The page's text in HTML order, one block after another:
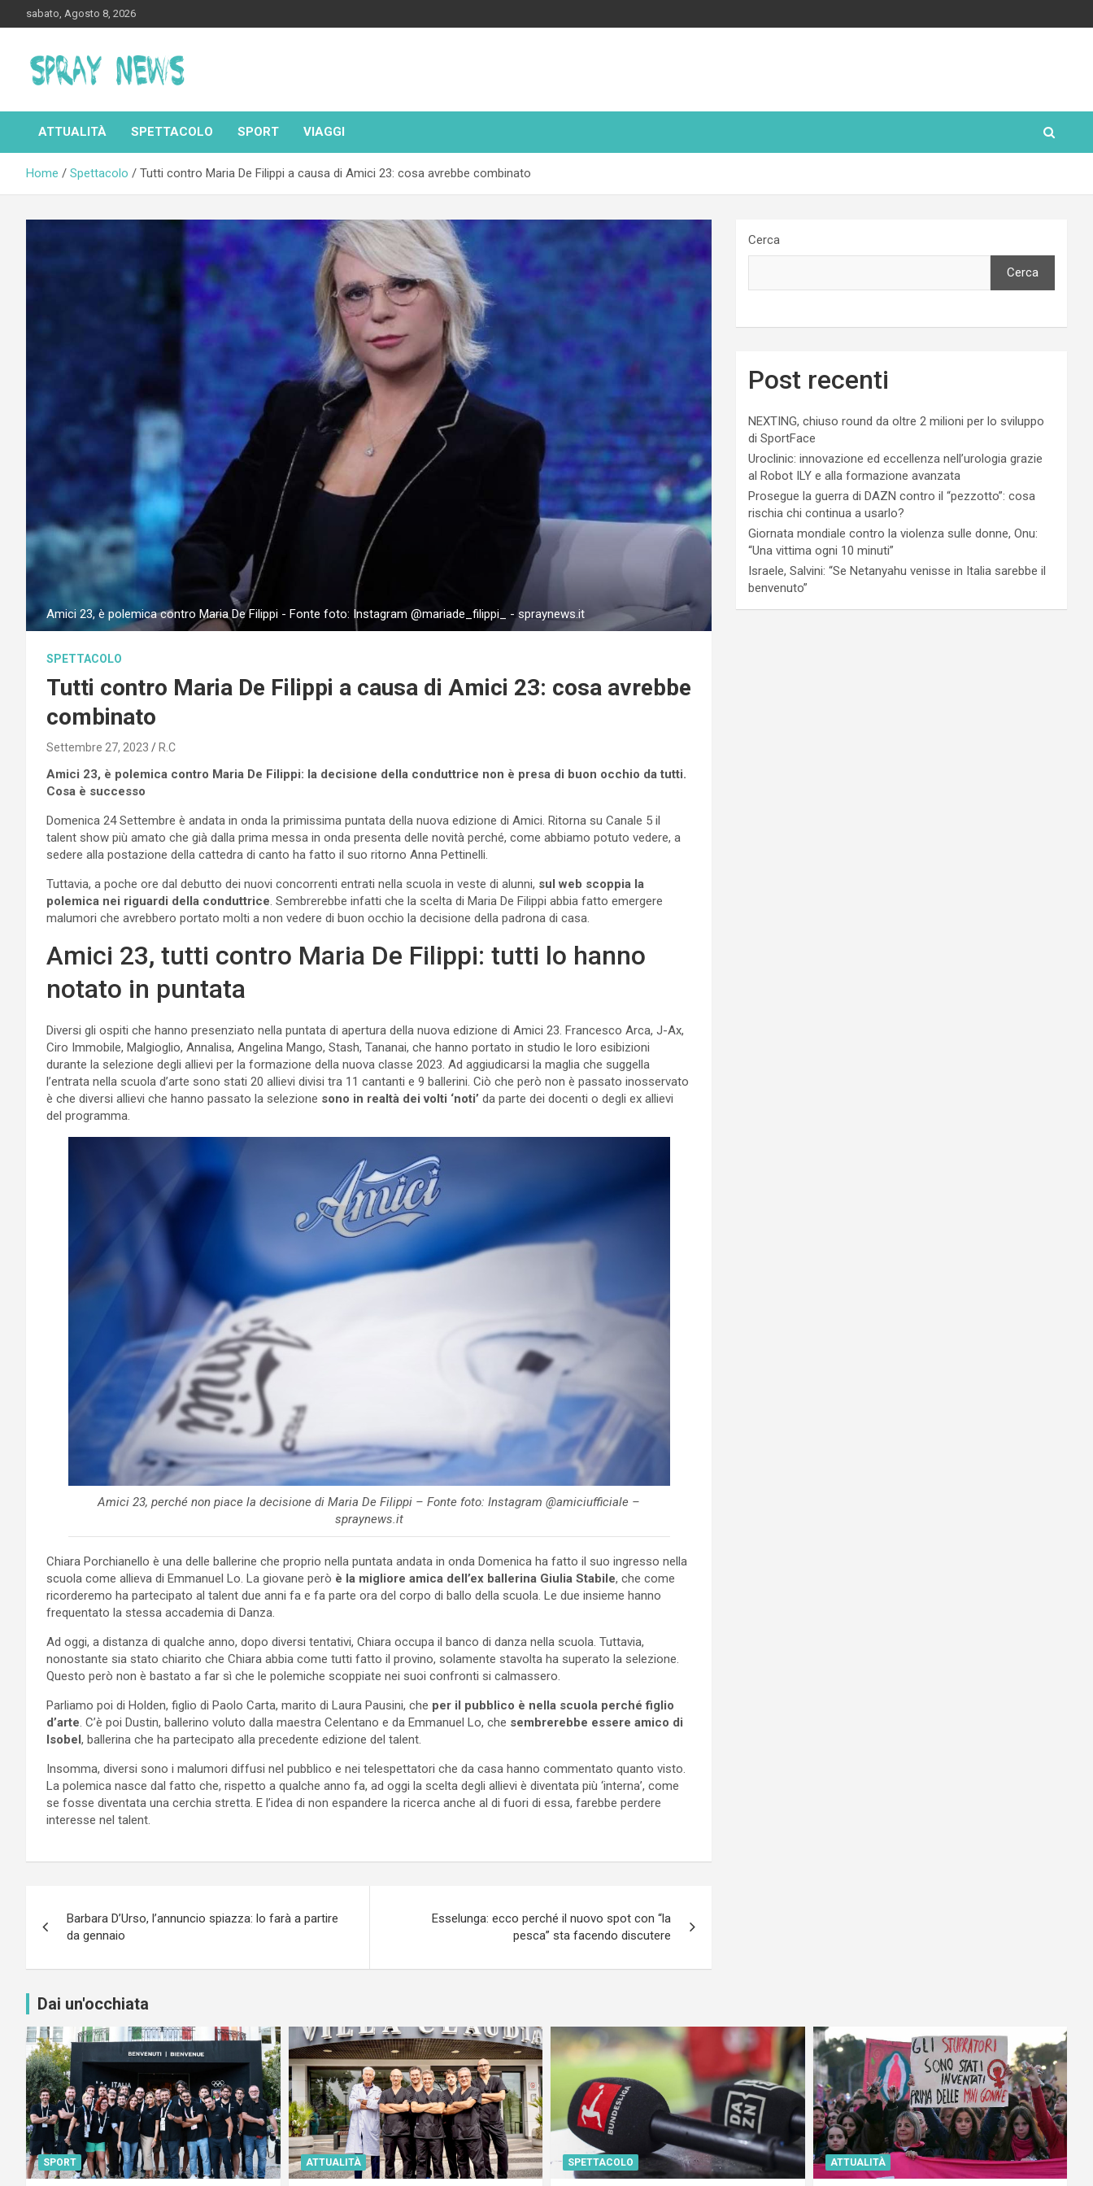
to
sabato, Agosto 8, 2026
Spraynews.it
ATTUALITÀ SPETTACOLO SPORT VIAGGI
Home Spettacolo Tutti contro Maria De Filippi a causa di Amici 23: cosa avrebbe combinato
Amici 23, è polemica contro Maria De Filippi - Fonte foto: Instagram @mariade_filippi_ - spraynews.it
SPETTACOLO
Tutti contro Maria De Filippi a causa di Amici 23: cosa avrebbe
combinato
Settembre 27, 2023 R.C
Amici 23, è polemica contro Maria De Filippi: la decisione della conduttrice non è presa di buon occhio da tutti.
Cosa è successo
Domenica 24 Settembre è andata in onda la primissima puntata della nuova edizione di Amici. Ritorna su Canale 5 il
talent show più amato che già dalla prima messa in onda presenta delle novità perché, come abbiamo potuto vedere, a
sedere alla postazione della cattedra di canto ha fatto il suo ritorno Anna Pettinelli.
Tuttavia, a poche ore dal debutto dei nuovi concorrenti entrati nella scuola in veste di alunni, sul web scoppia la
polemica nei riguardi della conduttrice . Sembrerebbe infatti che la scelta di Maria De Filippi abbia fatto emergere
malumori che avrebbero portato molti a non vedere di buon occhio la decisione della padrona di casa.
Amici 23, tutti contro Maria De Filippi: tutti lo hanno
notato in puntata
Diversi gli ospiti che hanno presenziato nella puntata di apertura della nuova edizione di Amici 23. Francesco Arca, J-Ax,
Ciro Immobile, Malgioglio, Annalisa, Angelina Mango, Stash, Tananai, che hanno portato in studio le loro esibizioni
durante la selezione degli allievi per la formazione della nuova classe 2023. Ad aggiudicarsi la maglia che suggella
l’entrata nella scuola d’arte sono stati 20 allievi divisi tra 11 cantanti e 9 ballerini. Ciò che però non è passato inosservato
è che diversi allievi che hanno passato la selezione sono in realtà dei volti ‘noti’ da parte dei docenti o degli ex allievi
del programma.
Amici 23, perché non piace la decisione di Maria De Filippi – Fonte foto: Instagram @amiciufficiale –
spraynews.it
Chiara Porchianello è una delle ballerine che proprio nella puntata andata in onda Domenica ha fatto il suo ingresso nella
scuola come allieva di Emmanuel Lo. La giovane però è la migliore amica dell’ex ballerina Giulia Stabile, che come
ricorderemo ha partecipato al talent due anni fa e fa parte ora del corpo di ballo della scuola. Le due insieme hanno
frequentato la stessa accademia di Danza.
Ad oggi, a distanza di qualche anno, dopo diversi tentativi, Chiara occupa il banco di danza nella scuola. Tuttavia,
nonostante sia stato chiarito che Chiara abbia come tutti fatto il provino, solamente stavolta ha superato la selezione.
Questo però non è bastato a far sì che le polemiche scoppiate nei suoi confronti si calmassero.
Parliamo poi di Holden, figlio di Paolo Carta, marito di Laura Pausini, che per il pubblico è nella scuola perché figlio
d’arte . C’è poi Dustin, ballerino voluto dalla maestra Celentano e da Emmanuel Lo, che sembrerebbe essere amico di
Isobel, ballerina che ha partecipato alla precedente edizione del talent.
Insomma, diversi sono i malumori diffusi nel pubblico e nei telespettatori che da casa hanno commentato quanto visto.
La polemica nasce dal fatto che, rispetto a qualche anno fa, ad oggi la scelta degli allievi è diventata più ‘interna’, come
se fosse diventata una cerchia stretta. E l’idea di non espandere la ricerca anche al di fuori di essa, farebbe perdere
interesse nel talent.
articoli
Barbara D’Urso, l’annuncio spiazza: lo farà a partire
da gennaio
Esselunga: ecco perché il nuovo spot con “la
pesca” sta facendo discutere
Cerca
Cerca
Post recenti
NEXTING, chiuso round da oltre 2 milioni per lo sviluppo
di SportFace
Uroclinic: innovazione ed eccellenza nell’urologia grazie
al Robot ILY e alla formazione avanzata
Prosegue la guerra di DAZN contro il “pezzotto”: cosa
rischia chi continua a usarlo?
Giornata mondiale contro la violenza sulle donne, Onu:
“Una vittima ogni 10 minuti”
Israele, Salvini: “Se Netanyahu venisse in Italia sarebbe il
benvenuto”
Dai un'occhiata
SPORT ATTUALITÀ SPETTACOLO ATTUALITÀ